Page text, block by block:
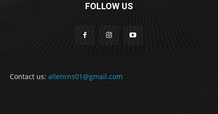
FOLLOW US
Contact us: allenrns01@gmail.com